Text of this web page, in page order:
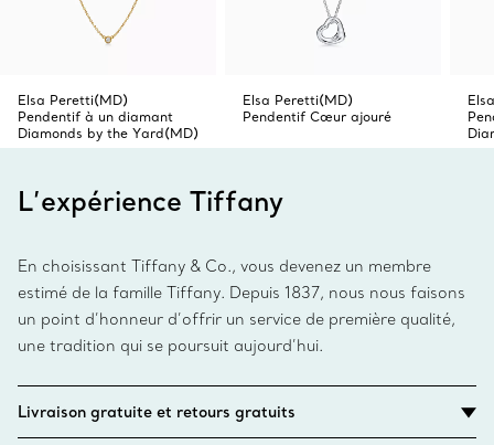
Elsa Peretti(MD)
Pendentif à un diamant
Diamonds by the Yard(MD)
Elsa Peretti(MD)
Pendentif Cœur ajouré
L’expérience Tiffany
En choisissant Tiffany & Co., vous devenez un membre
estimé de la famille Tiffany. Depuis 1837, nous nous faisons
un point d’honneur d’offrir un service de première qualité,
une tradition qui se poursuit aujourd’hui.
Livraison gratuite et retours gratuits